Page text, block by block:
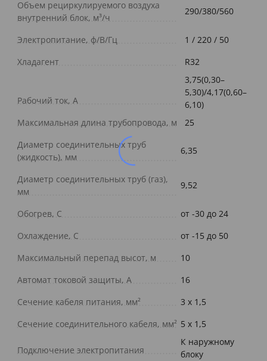
Объем рециркулируемого воздуха
внутренний блок, м³/ч
290/380/560
Электропитание, ф/В/Гц
1 / 220 / 50
Хладагент
R32
Рабочий ток, А
3,75(0,30–
5,30)/4,17(0,60–
6,10)
Максимальная длина трубопровода, м
25
Диаметр соединительных труб
(жидкость), мм
6,35
Диаметр соединительных труб (газ),
мм
9,52
Обогрев, С
от -30 до 24
Охлаждение, С
от -15 до 50
Максимальный перепад высот, м
10
Автомат токовой защиты, A
16
Сечение кабеля питания, мм²
3 х 1,5
Сечение соединительного кабеля, мм² 5 х 1,5
Подключение электропитания
К наружному
блоку